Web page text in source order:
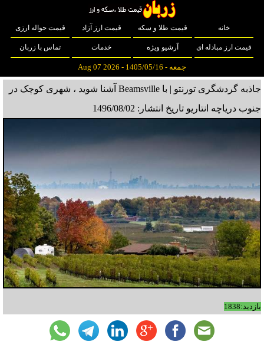
خانه قیمت طلا و سکه قیمت ارز آزاد قیمت حواله ارزی
قیمت ارز مبادله ای آرشیو ویژه خدمات تماس با زربان
جمعه - 1405/05/16 - Aug 07 2026
جاذبه گردشگری تورنتو | با Beamsville آشنا شوید ، شهری کوچک در
جنوب دریاچه انتاریو تاریخ انتشار: 1496/08/02
بازدید:1838